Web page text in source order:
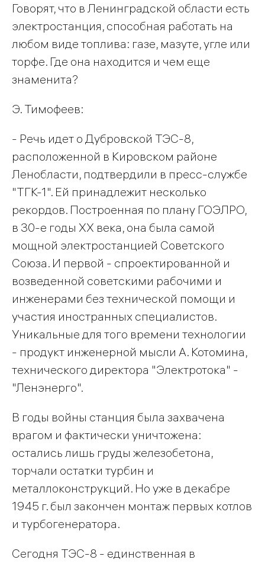
Говорят, что в Ленинградской области есть
электростанция, способная работать на
любом виде топлива: газе, мазуте, угле или
торфе. Где она находится и чем еще
знаменита?
Э. Тимофеев:
- Речь идет о Дубровской ТЭС-8,
расположенной в Кировском районе
Ленобласти, подтвердили в пресс-службе
"ТГК-1". Ей принадлежит несколько
рекордов. Построенная по плану ГОЭЛРО,
в 30-е годы XX века, она была самой
мощной электростанцией Советского
Союза. И первой - спроектированной и
возведенной советскими рабочими и
инженерами без технической помощи и
участия иностранных специалистов.
Уникальные для того времени технологии
- продукт инженерной мысли А. Котомина,
технического директора "Электротока" -
"Ленэнерго".
В годы войны станция была захвачена
врагом и фактически уничтожена:
остались лишь груды железобетона,
торчали остатки турбин и
металлоконструкций. Но уже в декабре
1945 г. был закончен монтаж первых котлов
и турбогенератора.
Сегодня ТЭС-8 - единственная в